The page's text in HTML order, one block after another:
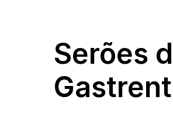
Serões